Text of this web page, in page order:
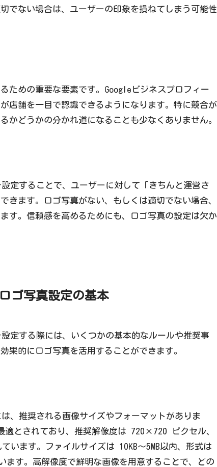
でない場合は、ユーザーの印象を損ねてしまう可能性
ための重要な要素です。Googleビジネスプロフィー
店舗を一目で認識できるようになります。特に競合が
かどうかの分かれ道になることも少なくありません。
定することで、ユーザーに対して「きちんと運営さ
きます。ロゴ写真がない、もしくは適切でない場合、
す。信頼感を高めるためにも、ロゴ写真の設定は欠か
ゴ写真設定の基本
定する際には、いくつかの基本的なルールや推奨事
果的にロゴ写真を活用することができます。
、推奨される画像サイズやフォーマットがありま
適とされており、推奨解像度は 720×720 ピクセル、
います。ファイルサイズは 10KB〜5MB以内、形式は
ます。高解像度で鮮明な画像を用意することで、どの